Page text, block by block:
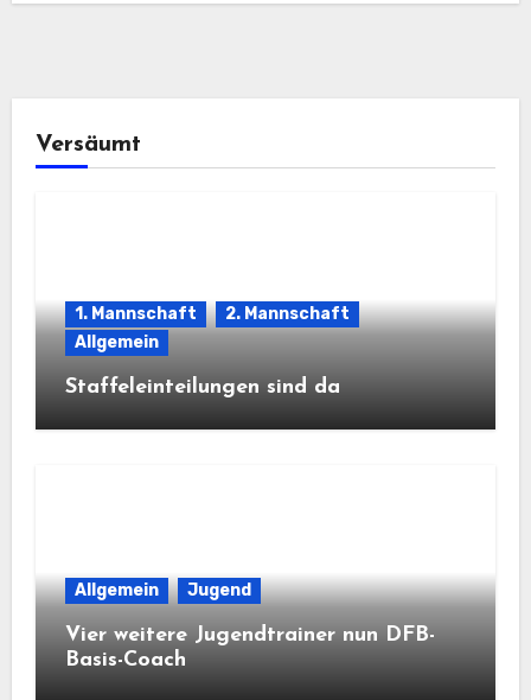
Versäumt
1. Mannschaft
2. Mannschaft
Allgemein
Staffeleinteilungen sind da
Allgemein Jugend
Vier weitere Jugendtrainer nun DFB-
Basis-Coach